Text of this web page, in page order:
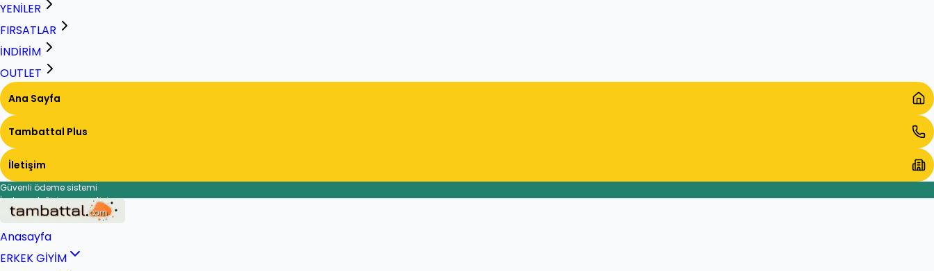
YENİLER
FIRSATLAR
İNDİRİM
OUTLET
Ana Sayfa
Tambattal Plus
İletişim
Güvenli ödeme sistemi
İade ve değişim garantisi
Hızlı ve güvenli teslimat
Anasayfa
ERKEK GİYİM